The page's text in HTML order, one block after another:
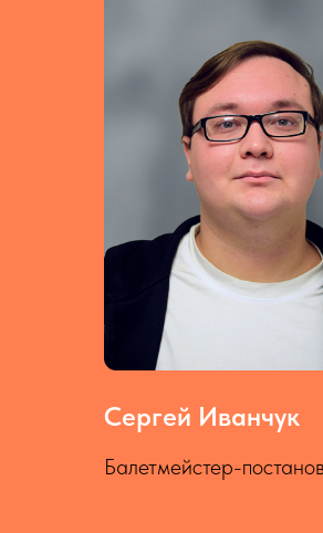
Сергей Иванчук
Балетмейстер-